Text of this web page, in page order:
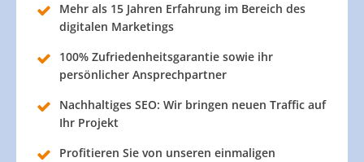
Mehr als 15 Jahren Erfahrung im Bereich des
digitalen Marketings
100% Zufriedenheitsgarantie sowie ihr
persönlicher Ansprechpartner
Nachhaltiges SEO: Wir bringen neuen Traffic auf
Ihr Projekt
Profitieren Sie von unseren einmaligen